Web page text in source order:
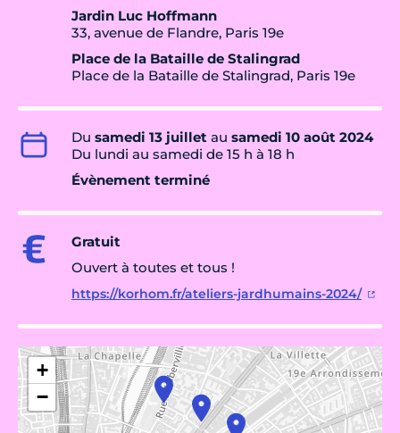
Jardin Luc Hoffmann
33, avenue de Flandre, Paris 19e
Place de la Bataille de Stalingrad
Place de la Bataille de Stalingrad, Paris 19e
Du samedi 13 juillet au samedi 10 août 2024
Du lundi au samedi de 15 h à 18 h
Évènement terminé
Gratuit
Ouvert à toutes et tous !
https://korhom.fr/ateliers-jardhumains-2024/
+
−